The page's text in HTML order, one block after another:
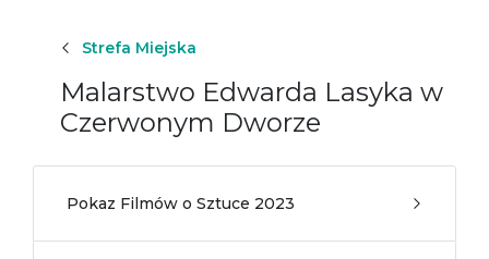
Strefa Miejska
Malarstwo Edwarda Lasyka w
Czerwonym Dworze
Pokaz Filmów o Sztuce 2023